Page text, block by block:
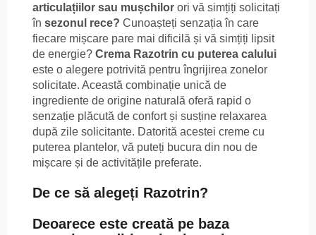
articulațiilor sau mușchilor ori vă simțiți solicitați
în sezonul rece? Cunoașteți senzația în care
fiecare mișcare pare mai dificilă și vă simțiți lipsit
de energie? Crema Razotrin cu puterea calului
este o alegere potrivită pentru îngrijirea zonelor
solicitate. Această combinație unică de
ingrediente de origine naturală oferă rapid o
senzație plăcută de confort și susține relaxarea
după zile solicitante. Datorită acestei creme cu
puterea plantelor, vă puteți bucura din nou de
mișcare și de activitățile preferate.
De ce să alegeți Razotrin?
Deoarece este creată pe baza